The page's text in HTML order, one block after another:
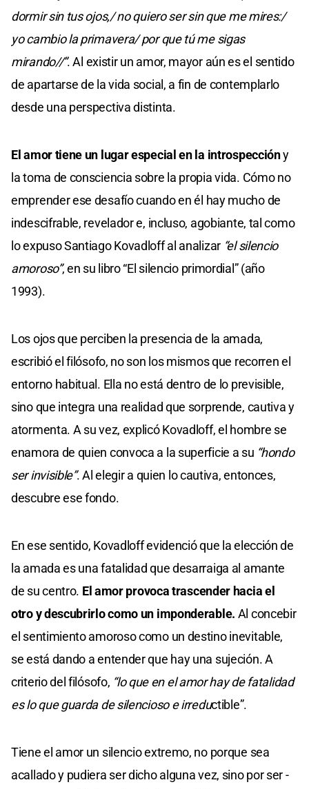
dormir sin tus ojos,/ no quiero ser sin que me mires:/
yo cambio la primavera/ por que tú me sigas
mirando//”. Al existir un amor, mayor aún es el sentido
de apartarse de la vida social, a fin de contemplarlo
desde una perspectiva distinta.
El amor tiene un lugar especial en la introspeccióny
la toma de consciencia sobre la propia vida. Cómo no
emprender ese desafío cuando en él hay mucho de
indescifrable, revelador e, incluso, agobiante, tal como
lo expuso Santiago Kovadloff al analizar “el silencio
amoroso”, en su libro “El silencio primordial” (año
1993).
Los ojos que perciben la presencia de la amada,
escribió el filósofo, no son los mismos que recorren el
entorno habitual. Ella no está dentro de lo previsible,
sino que integra una realidad que sorprende, cautiva y
atormenta. A su vez, explicó Kovadloff, el hombre se
enamora de quien convoca a la superficie a su “hondo
ser invisible”. Al elegir a quien lo cautiva, entonces,
descubre ese fondo.
En ese sentido, Kovadloff evidenció que la elección de
la amada es una fatalidad que desarraiga al amante
de su centro. El amor provoca trascender hacia el
otro y descubrirlo como un imponderable. Al concebir
el sentimiento amoroso como un destino inevitable,
se está dando a entender que hay una sujeción. A
criterio del filósofo, “lo que en el amor hay de fatalidad
es lo que guarda de silencioso e irreductible”.
Tiene el amor un silencio extremo, no porque sea
acallado y pudiera ser dicho alguna vez, sino por ser -